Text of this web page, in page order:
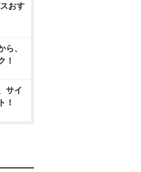
おす
ら、
！
サイ
！